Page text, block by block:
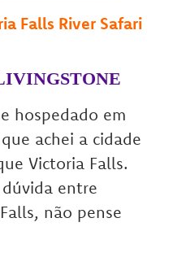
Falls River Safari
hospedado em
achei a cidade
Victoria Falls.
entre
não pense